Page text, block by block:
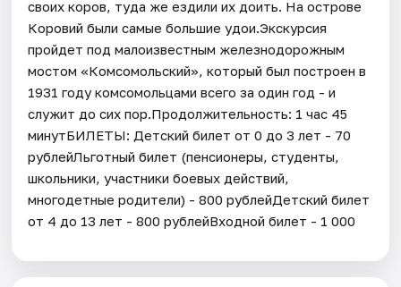
своих коров, туда же ездили их доить. На острове
Коровий были самые большие удои.Экскурсия
пройдет под малоизвестным железнодорожным
мостом «Комсомольский», который был построен в
1931 году комсомольцами всего за один год - и
служит до сих пор.Продолжительность: 1 час 45
минутБИЛЕТЫ: Детский билет от 0 до 3 лет - 70
рублейЛьготный билет (пенсионеры, студенты,
школьники, участники боевых действий,
многодетные родители) - 800 рублейДетский билет
от 4 до 13 лет - 800 рублейВходной билет - 1 000